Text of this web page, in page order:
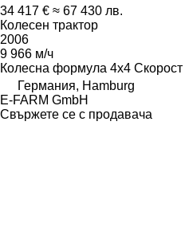
34 417 € ≈ 67 430 лв.
Колесен трактор
2006
9 966 м/ч
Колесна формула 4x4 Скорост
Германия, Hamburg
E-FARM GmbH
Свържете се с продавача